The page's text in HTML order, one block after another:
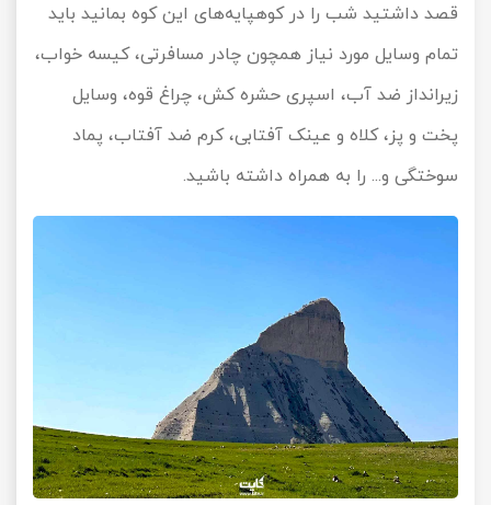
قصد داشتید شب را در کوهپایه‌های این کوه بمانید باید
تمام وسایل مورد نیاز همچون چادر مسافرتی، کیسه خواب،
زیرانداز ضد آب، اسپری حشره کش، چراغ قوه، وسایل
پخت و پز، کلاه و عینک آفتابی، کرم ضد آفتاب، پماد
سوختگی و... را به همراه داشته باشید.